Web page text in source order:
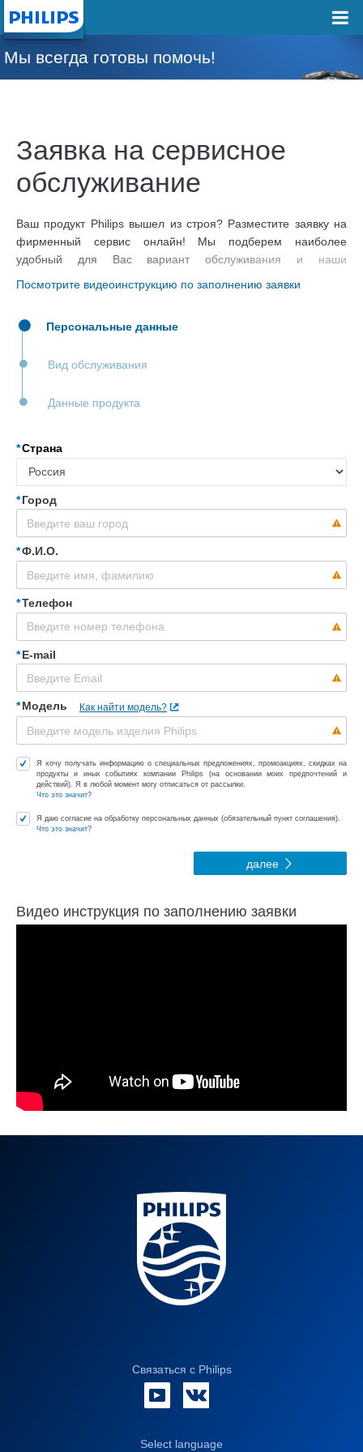
Мы всегда готовы помочь!
Заявка на сервисное
обслуживание
Ваш продукт Philips вышел из строя? Разместите заявку на
фирменный сервис онлайн! Мы подберем наиболее
удобный для Вас вариант обслуживания и наши
Посмотрите видеоинструкцию по заполнению заявки
Персональные данные
Вид обслуживания
Данные продукта
Страна
Город
Ф.И.О.
Телефон
E-mail
Модель Как найти модель?
Я хочу получать информацию о специальных предложениях, промоакциях, скидках на
продукты и иных событиях компании Philips (на основании моих предпочтений и
действий). Я в любой момент могу отписаться от рассылки.
Что это значит?
Я даю согласие на обработку персональных данных (обязательный пункт соглашения).
Что это значит?
далее
Видео инструкция по заполнению заявки
Связаться с Philips
Select language